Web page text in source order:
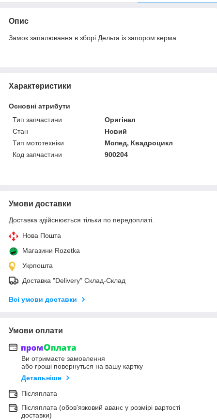
Опис
Замок запалювання в зборі Дельта із запором керма
Характеристики
Основні атрибути
Тип запчастини
Оригінал
Стан
Новий
Тип мототехніки
Мопед, Квадроцикл
Код запчастини
900204
Умови доставки
Доставка здійснюється тільки по передоплаті.
Нова Пошта
Магазини Rozetka
Укрпошта
Доставка "Delivery" Склад-Склад
Всі умови доставки
Умови оплати
Ви отримаєте замовлення
або гроші повернуться на вашу картку
Детальніше
Післяплата
Післяплата (обов'язковий аванс у розмірі вартості
доставки)